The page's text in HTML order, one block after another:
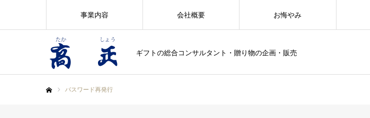
ギフトの総合コンサルタント・贈り物の企画・販売
事業内容 会社概要 お悔やみ
パスワード再発行